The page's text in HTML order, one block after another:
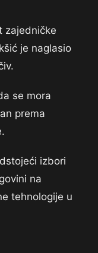
zajedničke
je naglasio
se mora
prema
izbori
na
tehnologije u